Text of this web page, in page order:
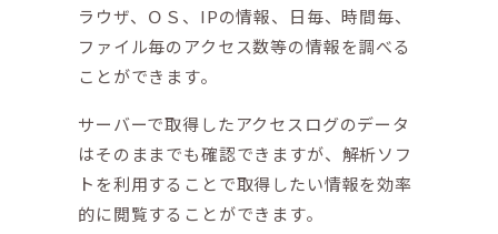
ラウザ、ＯＳ、IPの情報、日毎、時間毎、
ファイル毎のアクセス数等の情報を調べる
ことができます。
サーバーで取得したアクセスログのデータ
はそのままでも確認できますが、解析ソフ
トを利用することで取得したい情報を効率
的に閲覧することができます。